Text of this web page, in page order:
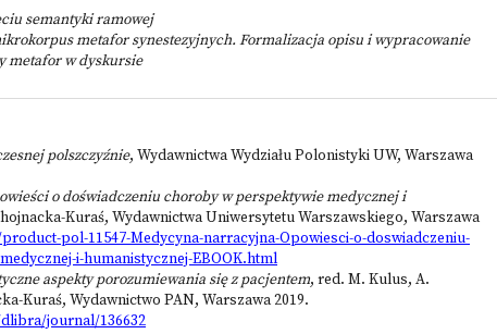
semantyki ramowej
metafor synestezyjnych. Formalizacja opisu i wypracowanie
metafor w dyskursie
polszczyźnie, Wydawnictwa Wydziału Polonistyki UW, Warszawa
o doświadczeniu choroby w perspektywie medycznej i
Kuraś, Wydawnictwa Uniwersytetu Warszawskiego, Warszawa
pol-11547-Medycyna-narracyjna-Opowiesci-o-doswiadczeniu-
i-humanistycznej-EBOOK.html
aspekty porozumiewania się z pacjentem, red. M. Kulus, A.
Kuraś, Wydawnictwo PAN, Warszawa 2019.
journal/136632